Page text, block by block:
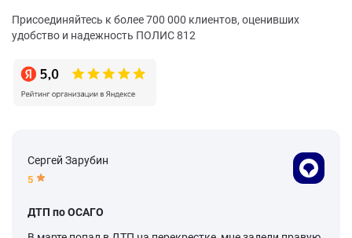
Присоединяйтесь к более 700 000 клиентов, оценивших
удобство и надежность ПОЛИС 812
Сергей Зарубин
5
ДТП по ОСАГО